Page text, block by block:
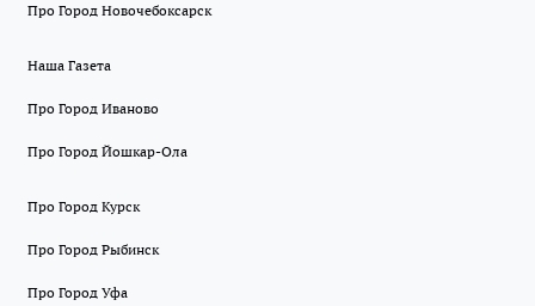
Про Город Новочебоксарск
Наша Газета
Про Город Иваново
Про Город Йошкар-Ола
Про Город Курск
Про Город Рыбинск
Про Город Уфа